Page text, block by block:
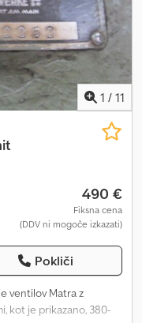
1 / 11
490 €
Fiksna cena
(DDV ni mogoče izkazati)
Pokliči
ventilov Matra z
kot je prikazano, 380-